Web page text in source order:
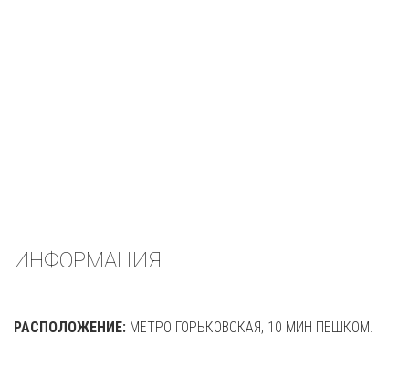
ИНФОРМАЦИЯ
РАСПОЛОЖЕНИЕ: МЕТРО ГОРЬКОВСКАЯ, 10 МИН ПЕШКОМ.